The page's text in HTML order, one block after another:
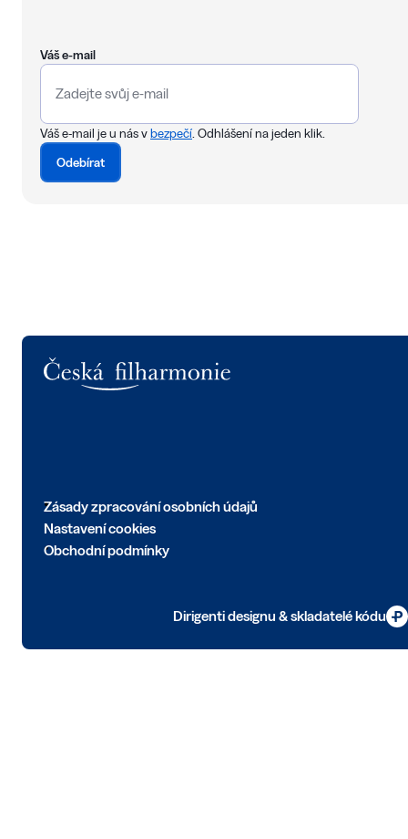
Váš e-mail
Váš e-mail je u nás vbezpečí . Odhlášení na jeden klik.
Odebírat
Zásady zpracování osobních údajů
Nastavení cookies
Obchodní podmínky
Dirigenti designu & skladatelé kódu